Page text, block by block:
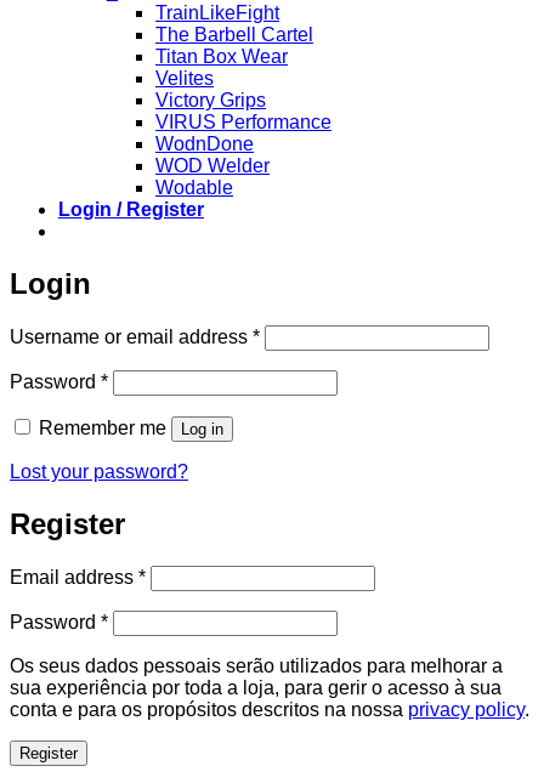
TrainLikeFight
The Barbell Cartel
Titan Box Wear
Velites
Victory Grips
VIRUS Performance
WodnDone
WOD Welder
Wodable
Login / Register
Login
Username or email address *Required
Password *Required
Remember me Log in
Lost your password?
Register
Email address *Required
Password *Required
Os seus dados pessoais serão utilizados para melhorar a
sua experiência por toda a loja, para gerir o acesso à sua
conta e para os propósitos descritos na nossa privacy policy.
Register